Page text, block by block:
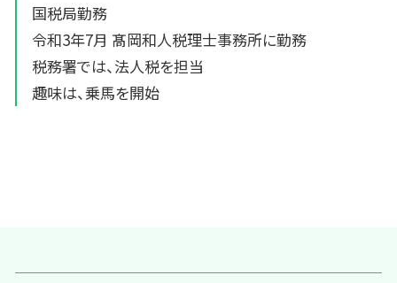
国税局勤務
令和3年7月 髙岡和人税理士事務所に勤務
税務署では、法人税を担当
趣味は、乗馬を開始